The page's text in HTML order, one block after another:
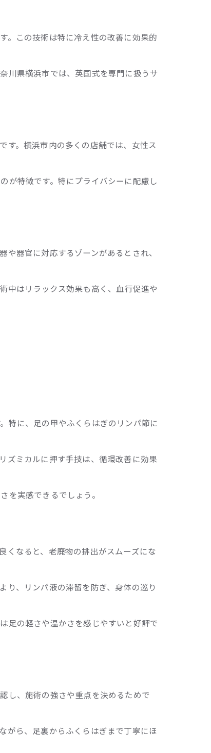
。この技術は特に冷え性の改善に効果的
川県横浜市では、英国式を専門に扱うサ
す。横浜市内の多くの店舗では、女性ス
が特徴です。特にプライバシーに配慮し
器官に対応するゾーンがあるとされ、
中はリラックス効果も高く、血行促進や
特に、足の甲やふくらはぎのリンパ節に
ズミカルに押す手技は、循環改善に効果
を実感できるでしょう。
くなると、老廃物の排出がスムーズにな
り、リンパ液の滞留を防ぎ、身体の巡り
足の軽さや温かさを感じやすいと好評で
し、施術の強さや重点を決めるためで
がら、足裏からふくらはぎまで丁寧にほ